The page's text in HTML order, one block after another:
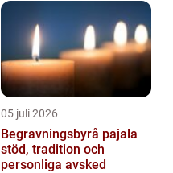
05 juli 2026
Begravningsbyrå pajala
stöd, tradition och
personliga avsked